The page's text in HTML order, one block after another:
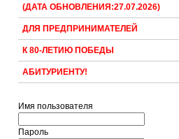
(ДАТА ОБНОВЛЕНИЯ:27.07.2026)
ДЛЯ ПРЕДПРИНИМАТЕЛЕЙ
К 80-ЛЕТИЮ ПОБЕДЫ
АБИТУРИЕНТУ!
Имя пользователя
Пароль